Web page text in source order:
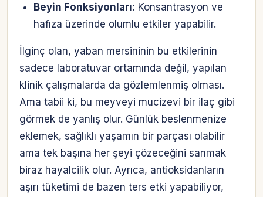
Beyin Fonksiyonları: Konsantrasyon ve
hafıza üzerinde olumlu etkiler yapabilir.
İlginç olan, yaban mersininin bu etkilerinin
sadece laboratuvar ortamında değil, yapılan
klinik çalışmalarda da gözlemlenmiş olması.
Ama tabii ki, bu meyveyi mucizevi bir ilaç gibi
görmek de yanlış olur. Günlük beslenmenize
eklemek, sağlıklı yaşamın bir parçası olabilir
ama tek başına her şeyi çözeceğini sanmak
biraz hayalcilik olur. Ayrıca, antioksidanların
aşırı tüketimi de bazen ters etki yapabiliyor,